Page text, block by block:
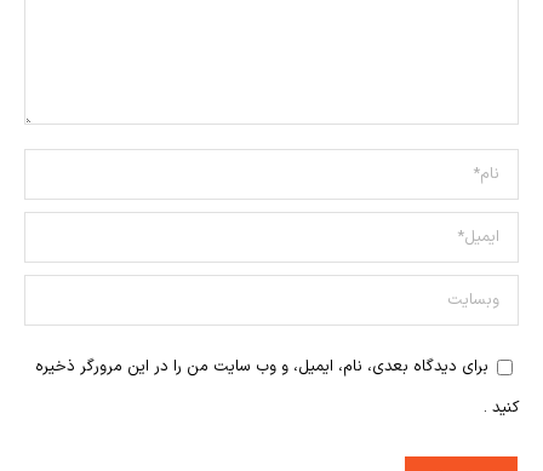
نام *
ایمیل *
وبسایت
برای دیدگاه بعدی، نام، ایمیل، و وب سایت من را در این مرورگر ذخیره
کنید .